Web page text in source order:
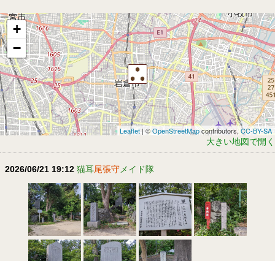
+
−
Leaflet | ©OpenStreetMapcontributors,CC-BY-SA
大きい地図で開く
2026/06/21 19:12 猫耳尾張守 メイド隊